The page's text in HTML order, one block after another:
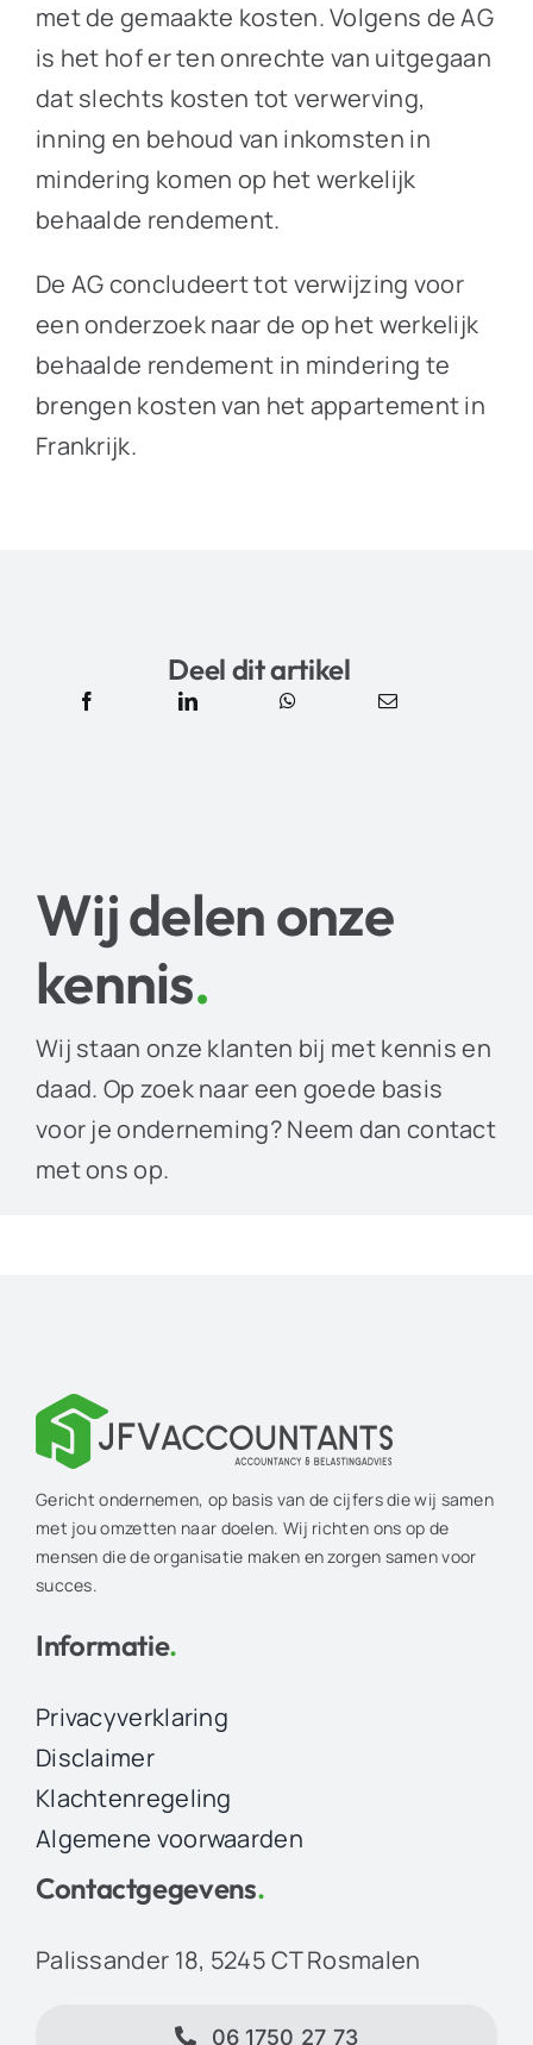
met de gemaakte kosten. Volgens de AG
is het hof er ten onrechte van uitgegaan
dat slechts kosten tot verwerving,
inning en behoud van inkomsten in
mindering komen op het werkelijk
behaalde rendement.
De AG concludeert tot verwijzing voor
een onderzoek naar de op het werkelijk
behaalde rendement in mindering te
brengen kosten van het appartement in
Frankrijk.
Deel dit artikel
Wij delen onze
kennis.
Wij staan onze klanten bij met kennis en
daad. Op zoek naar een goede basis
voor je onderneming? Neem dan contact
met ons op.
Gericht ondernemen, op basis van de cijfers die wij samen
met jou omzetten naar doelen. Wij richten ons op de
mensen die de organisatie maken en zorgen samen voor
succes.
Informatie.
Privacyverklaring
Disclaimer
Klachtenregeling
Algemene voorwaarden
Contactgegevens.
Palissander 18, 5245 CT Rosmalen
06 1750 27 73